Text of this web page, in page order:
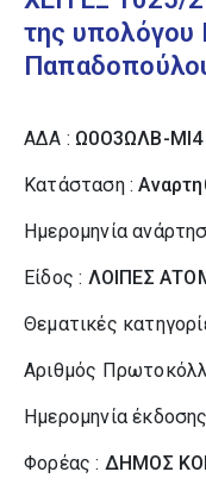
της υπολόγου
ΑΔΑ : Ω0Ο3ΩΛΒ-ΜΙ4
Κατάσταση :
Ημερομηνία
Είδος : ΛΟΙΠΕΣ
Θεματικές
Αριθμός
Ημερομηνία
Φορέας : ΔΗΜΟΣ